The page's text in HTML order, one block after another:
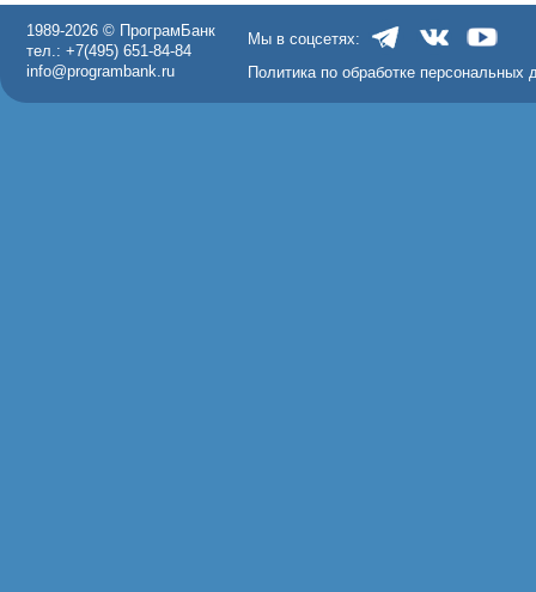
1989-2026 © ПрограмБанк
тел.: +7(495) 651-84-84
info@programbank.ru
Мы в соцсетях:
Политика по обработке персональных